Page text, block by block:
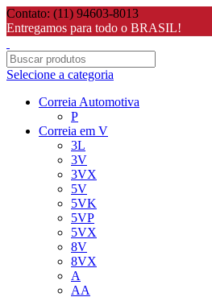
Contato: (11) 94603-8013
Entregamos para todo o BRASIL!
Selecione a categoria
Correia Automotiva
P
Correia em V
3L
3V
3VX
5V
5VK
5VP
5VX
8V
8VX
A
AA